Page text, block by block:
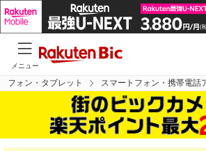
メニュー
フォン・タブレット スマートフォン・携帯電話